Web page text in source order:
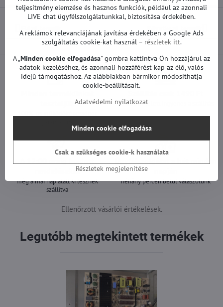
25 000 Ft felett ingyenes a szállítás
A 12:00 óráig leadott
rendeléseket
még a mai nap alatt ki lesznek
szállítva
Ügyfélszolgálat a hét minden
néhány percen belül válaszolunk
Ellenőrzött vásárlói értékelések.
Legutóbb megtekintett termékek
teljesítmény elemzése és hasznos funkciók, például az azonnali
LIVE chat ügyfélszolgálatunkkal, biztosítása érdekében.
A reklámok relevanciájának javítása érdekében a Google Ads
szolgáltatás cookie-kat használ – részletek itt.
A „Minden cookie elfogadása" gombra kattintva Ön hozzájárul az
adatok kezeléséhez, és azonnali hozzáférést kap az élő, valós
idejű támogatáshoz. Az alábbiakban bármikor módosíthatja
cookie-beállításait.
Adatvédelmi nyilatkozat
Részletek megjelenítése
Minden cookie elfogadása
Csak a szükséges cookie-k használata